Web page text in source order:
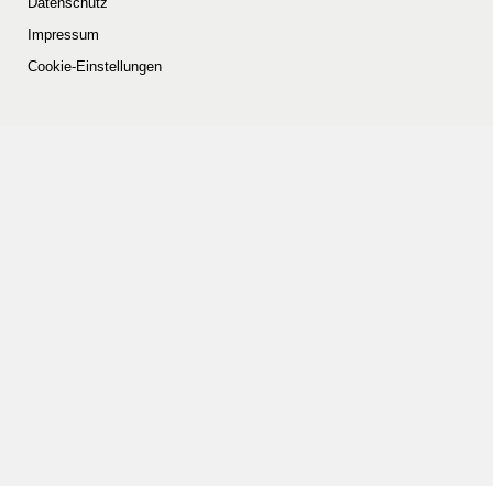
Impressum
Cookie-Einstellungen